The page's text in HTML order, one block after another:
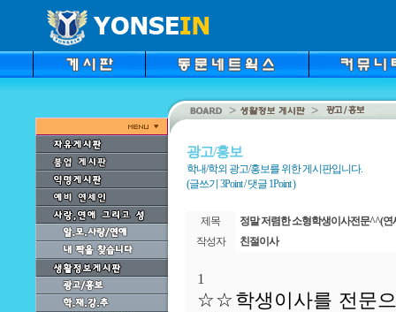
광고/홍보
학내/학외 광고/홍보를 위한 게시판입니다.
(글쓰기 3Point / 댓글 1Point )
제목
정말 저렴한 소형학생이사전문^^(연
작성자
친절이사
1
☆☆ 학생이사를 전문